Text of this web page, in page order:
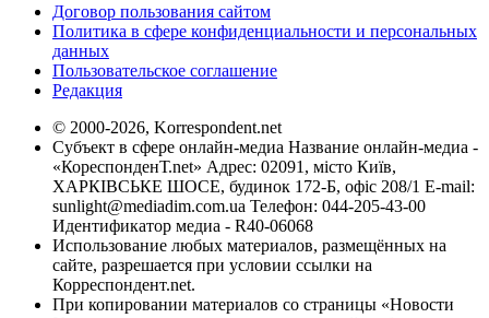
Договор пользования сайтом
Политика в сфере конфиденциальности и персональных
данных
Пользовательское соглашение
Редакция
© 2000-2026, Korrespondent.net
Субъект в сфере онлайн-медиа Название онлайн-медиа -
«КореспонденТ.net» Адрес: 02091, місто Київ,
ХАРКІВСЬКЕ ШОСЕ, будинок 172-Б, офіс 208/1 E-mail:
sunlight@mediadim.com.ua Телефон: 044-205-43-00
Идентификатор медиа - R40-06068
Использование любых материалов, размещённых на
сайте, разрешается при условии ссылки на
Корреспондент.net.
При копировании материалов со страницы «Новости